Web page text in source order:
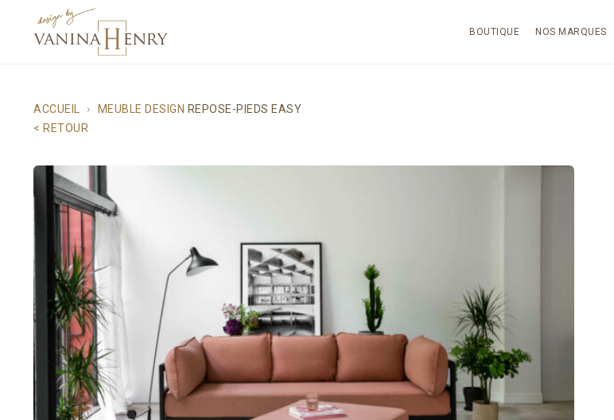
BOUTIQUE NOS MARQUES
ACCUEIL MEUBLE DESIGN REPOSE-PIEDS EASY
< RETOUR